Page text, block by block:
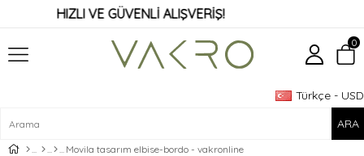
HIZLI VE GÜVENLİ ALIŞVERİŞ!
Türkçe - USD
0
Movila tasarım elbise-bordo - vakronline